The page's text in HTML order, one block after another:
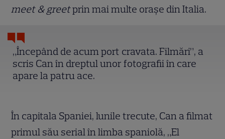
meet & greetprin mai multe orașe din Italia.
„Începând de acum port cravata. Filmări”, a
scris Can în dreptul unor fotografii în care
apare la patru ace.
În capitala Spaniei, lunile trecute, Can a filmat
primul său serial în limba spaniolă, „El